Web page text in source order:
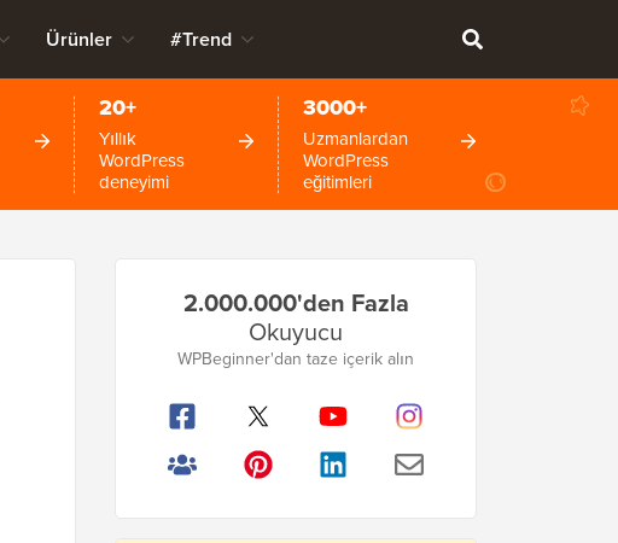
Ürünler #Trend
20+
Yıllık
WordPress
deneyimi
3000+
Uzmanlardan
WordPress
eğitimleri
Kenar
Çubuğu
2.000.000'den Fazla
Okuyucu
WPBeginner'dan taze içerik alın